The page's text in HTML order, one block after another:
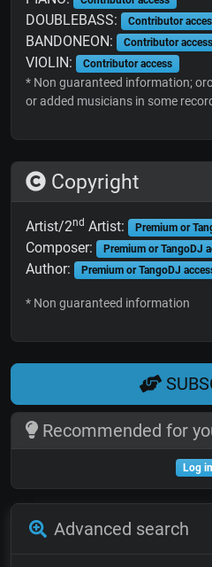
DOUBLEBASS: Contributor
BANDONEON: Contributor access
VIOLIN: Contributor access
* Non guaranteed information;
or added musicians in some
Copyright
Artist/2nd Artist: Premium or
Composer: Premium or TangoDJ
Author: Premium or TangoDJ
* Non guaranteed information
Recommended for
Log in
Advanced search